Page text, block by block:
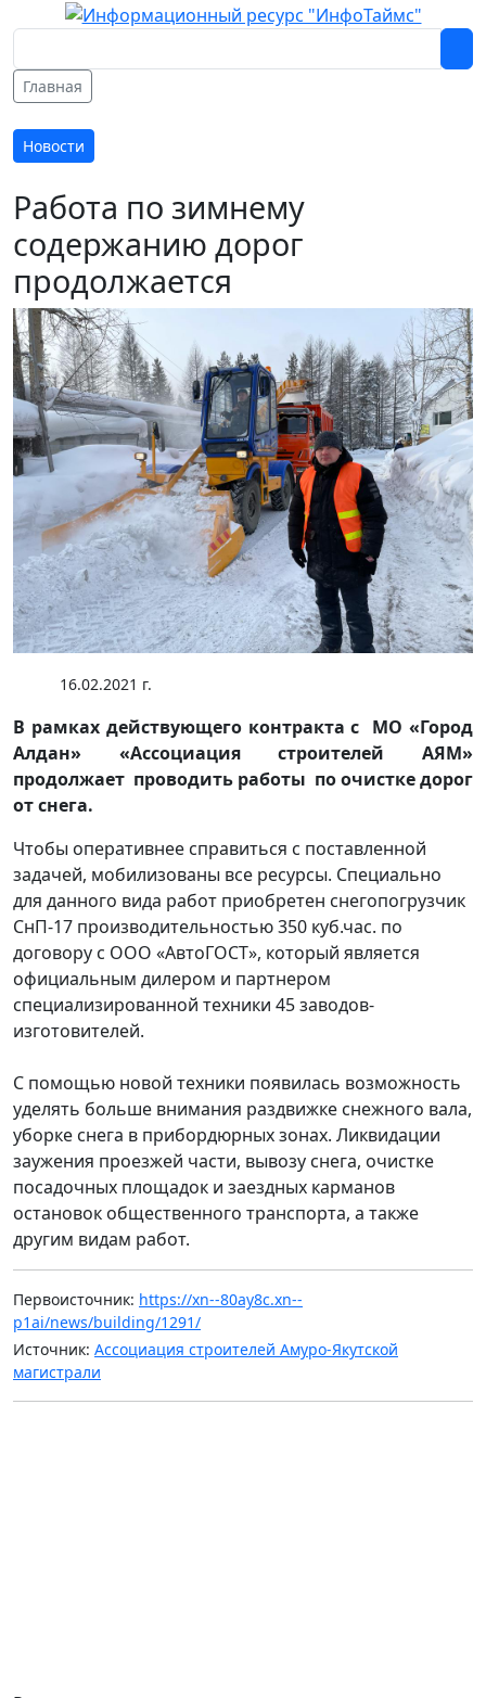
Главная
Новости
Работа по зимнему
содержанию дорог
продолжается
16.02.2021 г.
В рамках действующего контракта с МО «Город
Алдан» «Ассоциация строителей АЯМ»
продолжает проводить работы по очистке дорог
от снега.
Чтобы оперативнее справиться с поставленной
задачей, мобилизованы все ресурсы. Специально
для данного вида работ приобретен снегопогрузчик
СнП-17 производительностью 350 куб.час. по
договору с ООО «АвтоГОСТ», который является
официальным дилером и партнером
специализированной техники 45 заводов-
изготовителей.
С помощью новой техники появилась возможность
уделять больше внимания раздвижке снежного вала,
уборке снега в прибордюрных зонах. Ликвидации
заужения проезжей части, вывозу снега, очистке
посадочных площадок и заездных карманов
остановок общественного транспорта, а также
другим видам работ.
Первоисточник: https://xn--80ay8c.xn--
p1ai/news/building/1291/
Источник: Ассоциация строителей Амуро-Якутской
магистрали